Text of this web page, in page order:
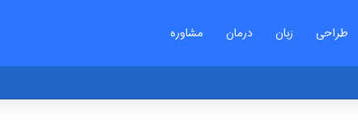
طراحی زبان درمان مشاوره